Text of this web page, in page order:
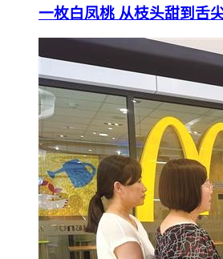
一枚白凤桃 从枝头甜到舌